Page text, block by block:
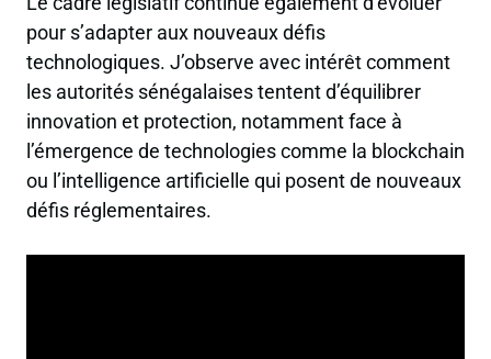
pour s’adapter aux nouveaux défis
technologiques. J’observe avec intérêt comment
les autorités sénégalaises tentent d’équilibrer
innovation et protection, notamment face à
l’émergence de technologies comme la blockchain
ou l’intelligence artificielle qui posent de nouveaux
défis réglementaires.